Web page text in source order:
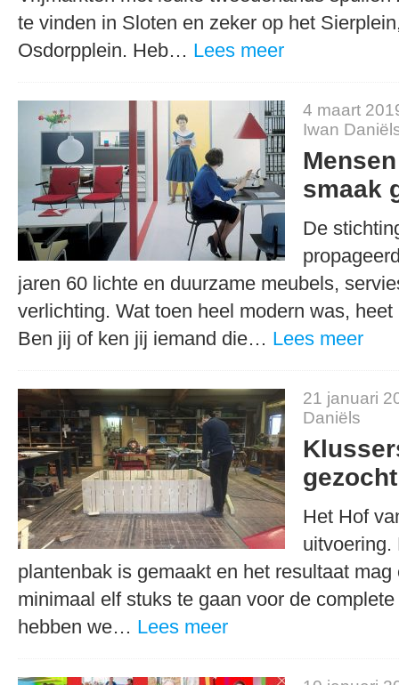
te vinden in Sloten en zeker op het
Osdorpplein. Heb… Lees meer
4 maart
Iwan
smaak
De
jaren 60 lichte en duurzame meubels,
verlichting. Wat toen heel modern was, heet
Ben jij of ken jij iemand die… Lees meer
21 januari
Daniëls
Het Hof
uitvoering.
plantenbak is gemaakt en het resultaat
minimaal elf stuks te gaan voor de
hebben we… Lees meer